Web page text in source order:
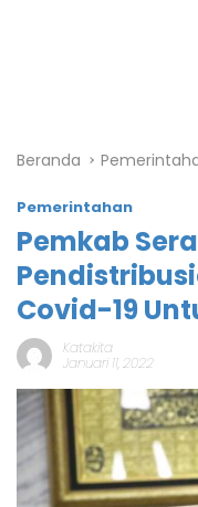
Beranda
Pemerintahan
Pemkab
Covid-19
Katakita
Januari 11, 2022